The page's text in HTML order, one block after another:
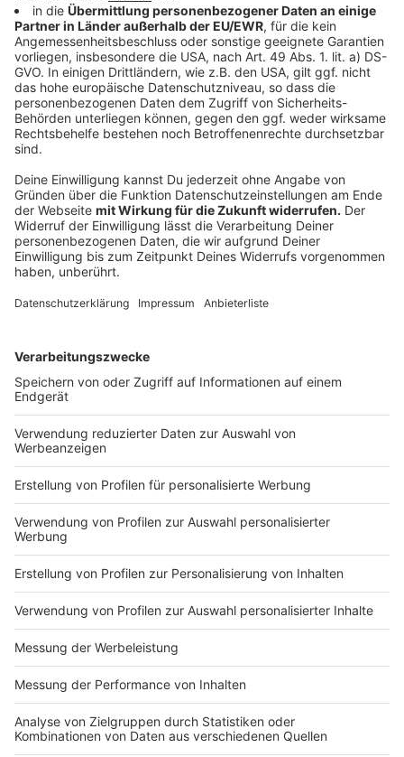
Personalverordnung Lockerungen bei Qualifikation und
Personalschlüssel in Kitas erreichen. So sollen Kitas
dadurch unter anderem ausnahmsweise offenbleiben,
wenn Teile des Personals plötzlich krankheitsbedingt
ausfallen. Dafür sollen dann sogenannte
Ergänzungskräfte, etwa Kinderpfleger,
Sozialassistenten oder Heilerziehungshelfer, zum
Der Entwurf für die neue Personalverordnung sieht vor,
dass in Einrichtungen mit bis zu 60 Kindern bei akutem
Personalstand für bis zu sechs Wochen nur eine
sozialpädagogische Fachkraft - also etwa ein staatlich
Sozialpädagoge – zu jeder Zeit anwesend sein muss.
der verstärkte Einsatz von Ergänzungskräften
sichergestellt werden.
In Einrichtungen mit mehr als 60 Kindern sowie
Gruppen mit unter dreijährigen oder behinderten
Kindern muss zudem noch mindestens eine weitere
Betrieb nach diesen Regeln muss vom Träger im
Einvernehmen mit dem örtlichen Jugendamt beim
Landesjugendamt beantragt und kann in der Regel
einmal pro Kindergartenjahr und Einrichtung erteilt
werden, heißt es im Entwurf. Laut Ministerium soll die
Personalverordnung in Kürze veröffentlicht werden
und in Kraft treten.
dpa mit David Müller
Anzeige